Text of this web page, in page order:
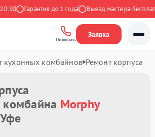
Гарантия до 1 года Выезд мастера бесплатно
Позвонить
Заявка
кухонных комбайнов Ремонт корпуса
комбайна Morphy